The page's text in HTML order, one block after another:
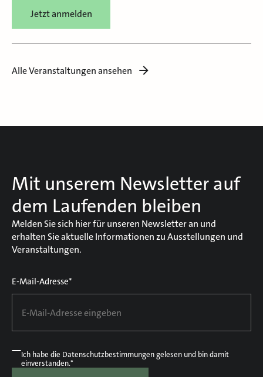
Jetzt anmelden
Alle Veranstaltungen ansehen
Mit unserem Newsletter auf
dem Laufenden bleiben
Melden Sie sich hier für unseren Newsletter an und
erhalten Sie aktuelle Informationen zu Ausstellungen und
Veranstaltungen.
E-Mail-Adresse*
Ich habe die Datenschutzbestimmungengelesen und bin damit
einverstanden.*